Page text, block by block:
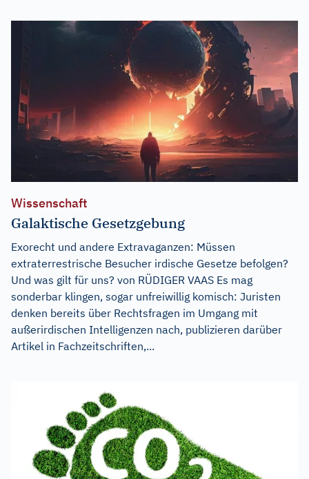
Wissenschaft
Galaktische Gesetzgebung
Exorecht und andere Extravaganzen: Müssen
extraterrestrische Besucher irdische Gesetze befolgen?
Und was gilt für uns? von RÜDIGER VAAS Es mag
sonderbar klingen, sogar unfreiwillig komisch: Juristen
denken bereits über Rechtsfragen im Umgang mit
außerirdischen Intelligenzen nach, publizieren darüber
Artikel in Fachzeitschriften,...